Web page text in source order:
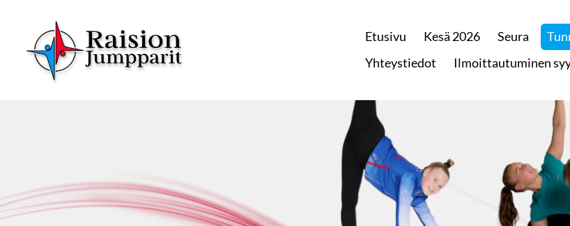
sisältöön
Raision Jumpparit - Koko perheen liikuttaja Raisiossa
Etusivu Kesä 2026 Seura
Yhteystiedot
Ilmoittautuminen